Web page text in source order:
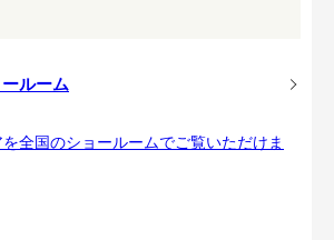
ルーム
全国のショールームでご覧いただけま